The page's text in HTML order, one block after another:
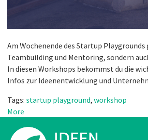
Am Wochenende des Startup
Teambuilding und Mentoring, sondern
In diesen Workshops bekommst du die
Infos zur Ideenentwicklung und
Tags: startup playground, workshop
More